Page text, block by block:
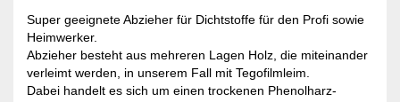
Super geeignete Abzieher für Dichtstoffe für den Profi sowie
Heimwerker.
Abzieher besteht aus mehreren Lagen Holz, die miteinander
verleimt werden, in unserem Fall mit Tegofilmleim.
Dabei handelt es sich um einen trockenen Phenolharz-